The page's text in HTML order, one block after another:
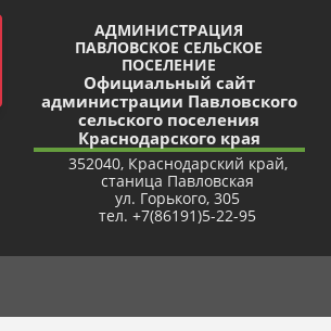
АДМИНИСТРАЦИЯ
ПАВЛОВСКОЕ СЕЛЬСКОЕ
ПОСЕЛЕНИЕ
Официальный сайт
администрации Павловского
сельского поселения
Краснодарского края
352040, Краснодарский край,
станица Павловская
ул. Горького, 305
тел. +7(86191)5-22-95